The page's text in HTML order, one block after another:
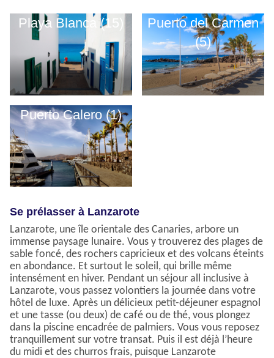
Playa Blanca (15)
Puerto del Carmen
(5)
Puerto Calero (1)
Se prélasser à Lanzarote
Lanzarote, une île orientale des Canaries, arbore un
immense paysage lunaire. Vous y trouverez des plages de
sable foncé, des rochers capricieux et des volcans éteints
en abondance. Et surtout le soleil, qui brille même
intensément en hiver. Pendant un séjour all inclusive à
Lanzarote, vous passez volontiers la journée dans votre
hôtel de luxe. Après un délicieux petit-déjeuner espagnol
et une tasse (ou deux) de café ou de thé, vous plongez
dans la piscine encadrée de palmiers. Vous vous reposez
tranquillement sur votre transat. Puis il est déjà l’heure
du midi et des churros frais, puisque Lanzarote